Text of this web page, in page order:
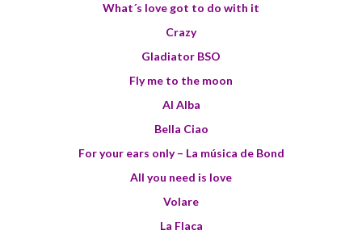
What´s love got to do with it
Crazy
Gladiator BSO
Fly me to the moon
Al Alba
Bella Ciao
For your ears only – La música de Bond
All you need is love
Volare
La Flaca